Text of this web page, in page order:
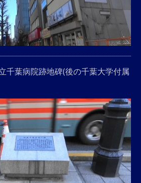
千葉病院跡地碑(後の千葉大学付属